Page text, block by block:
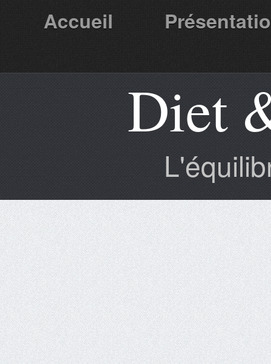
Accueil
Partenaires Diet